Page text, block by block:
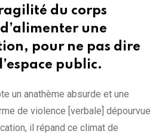
du corps
une
pour ne pas dire
public.
un anathème absurde et une
de violence [verbale] dépourvue
il répand ce climat de